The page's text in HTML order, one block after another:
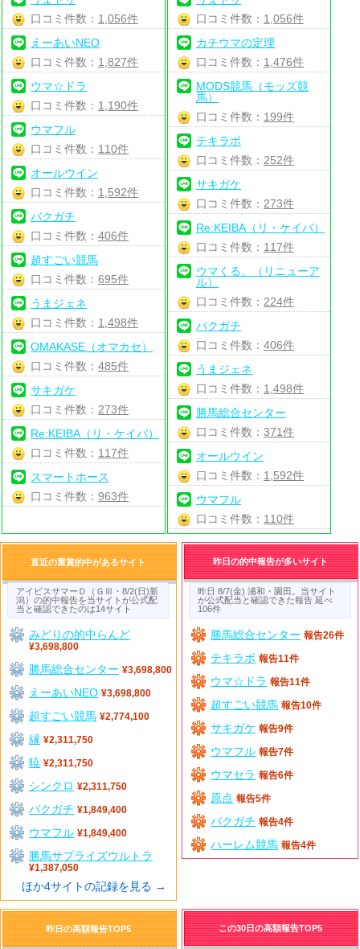
口コミ件数： 1,056件
えーあいNEO
口コミ件数： 1,827件
ウマ☆ドラ
口コミ件数： 1,190件
ウマフル
口コミ件数： 110件
オールウイン
口コミ件数： 1,592件
バクガチ
口コミ件数：406件
超すごい競馬
口コミ件数：695件
うまジェネ
口コミ件数： 1,498件
OMAKASE（オマカセ）
口コミ件数：485件
サキガケ
口コミ件数： 273件
Re:KEIBA（リ・ケイバ）
口コミ件数： 117件
スマートホース
口コミ件数：963件
口コミ件数： 1,056件
カチウマの定理
口コミ件数： 1,476件
MODS競馬（モッズ競
馬）
口コミ件数： 199件
テキラボ
口コミ件数： 252件
サキガケ
口コミ件数： 273件
Re:KEIBA（リ・ケイバ）
口コミ件数： 117件
ウマくる。（リニューア
ル）
口コミ件数： 224件
バクガチ
口コミ件数： 406件
うまジェネ
口コミ件数： 1,498件
勝馬総合センター
口コミ件数： 371件
オールウイン
口コミ件数： 1,592件
ウマフル
口コミ件数： 110件
直近の重賞的中があるサイト
アイビスサマーＤ（ＧⅢ・8/2(日)新
潟）の的中報告を当サイトが公式配
当と確認できたのは14サイト
みどりの的中らんど
¥3,698,800
勝馬総合センター ¥3,698,800
えーあいNEO ¥3,698,800
超すごい競馬 ¥2,774,100
縁 ¥2,311,750
暁 ¥2,311,750
シンクロ ¥2,311,750
バクガチ ¥1,849,400
ウマフル ¥1,849,400
勝馬サプライズウルトラ
¥1,387,050
ほか4サイトの記録を見る →
昨日の的中報告が多いサイト
昨日 8/7(金) 浦和・園田。当サイト
が公式配当と確認できた報告 延べ
106件
勝馬総合センター 報告26件
テキラボ 報告11件
ウマ☆ドラ 報告11件
超すごい競馬 報告10件
サキガケ 報告9件
ウマフル 報告7件
ウマセラ 報告6件
原点 報告5件
バクガチ 報告4件
ハーレム競馬 報告4件
昨日の高額報告TOP5 この30日の高額報告TOP5